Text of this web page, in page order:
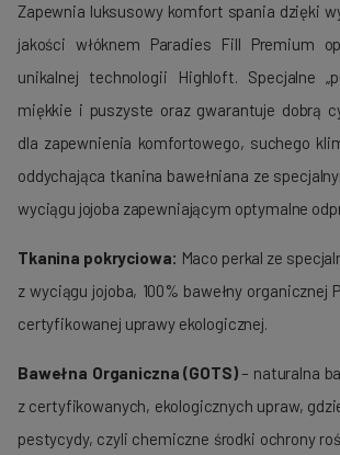
Zapewnia luksusowy komfort spania dzięki
jakości włóknem Paradies Fill Premium
unikalnej technologii Highloft. Specjalne
miękkie i puszyste oraz gwarantuje dobrą
dla zapewnienia komfortowego, suchego
oddychająca tkanina bawełniana ze
wyciągu jojoba zapewniającym optymalne
Tkanina pokryciowa: Maco perkal ze
z wyciągu jojoba, 100% bawełny organicznej
certyfikowanej uprawy ekologicznej.
Bawełna Organiczna (GOTS)– naturalna
z certyfikowanych, ekologicznych upraw,
pestycydy, czyli chemiczne środki ochrony